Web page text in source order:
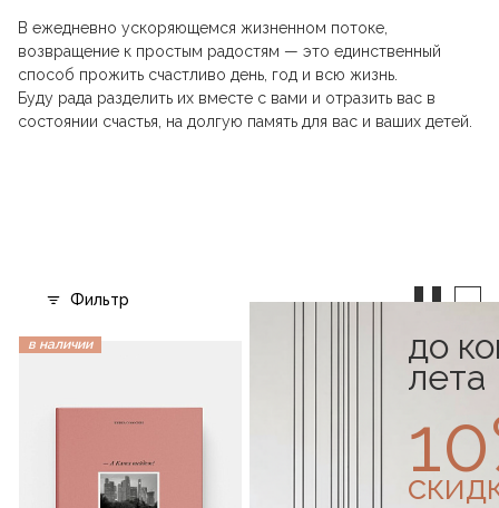
В ежедневно ускоряющемся жизненном потоке,
возвращение к простым радостям — это единственный
способ прожить счастливо день, год и всю жизнь.
Буду рада разделить их вместе с вами и отразить вас в
состоянии счастья, на долгую память для вас и ваших детей.
Фильтр
в наличии до
лета